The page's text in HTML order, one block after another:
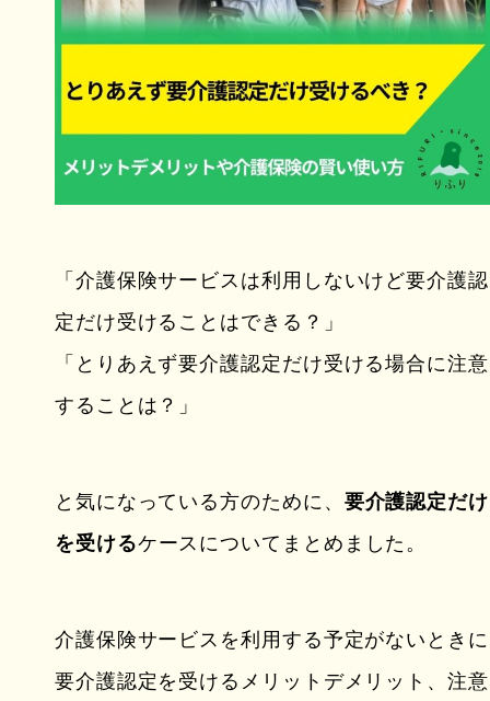
「介護保険サービスは利用しないけど要介護認
定だけ受けることはできる？」
「とりあえず要介護認定だけ受ける場合に注意
することは？」
と気になっている方のために、 要介護認定だけ
を受けるケースについてまとめました。
介護保険サービスを利用する予定がないときに
要介護認定を受けるメリットデメリット、注意